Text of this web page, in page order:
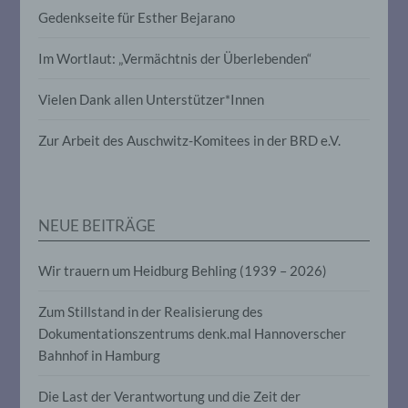
Gedenkseite für Esther Bejarano
Im Wortlaut: „Vermächtnis der Überlebenden“
Vielen Dank allen Unterstützer*Innen
Zur Arbeit des Auschwitz-Komitees in der BRD e.V.
NEUE BEITRÄGE
Wir trauern um Heidburg Behling (1939 – 2026)
Zum Stillstand in der Realisierung des
Dokumentationszentrums denk.mal Hannoverscher
Bahnhof in Hamburg
Die Last der Verantwortung und die Zeit der
Profiling ist jede Art der automatisierten
Verarbeitung personenbezogener Daten,
personenbezogenen Daten verwendet
Aspekte, die sich auf eine natürliche
Arbeitsleistung, wirtschaftlicher Lage,
vorherzusagen.
f) Pseudonymisierung
Pseudonymisierung ist die Verarbeitung
personenbezogener Daten in einer Weise,
auf welche die personenbezogenen Daten
Informationen nicht mehr einer